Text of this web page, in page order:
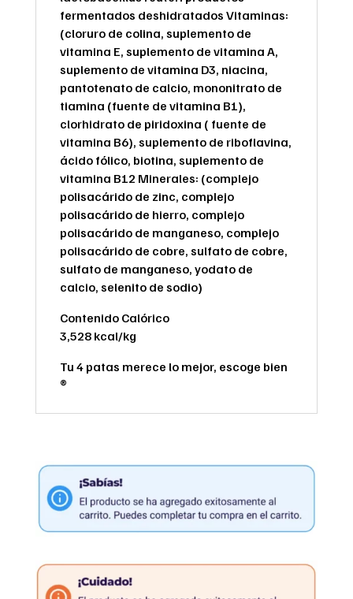
fermentados deshidratados Vitaminas:
(cloruro de colina, suplemento de
vitamina E, suplemento de vitamina A,
suplemento de vitamina D3, niacina,
pantotenato de calcio, mononitrato de
tiamina (fuente de vitamina B1),
clorhidrato de piridoxina ( fuente de
vitamina B6), suplemento de riboflavina,
ácido fólico, biotina, suplemento de
vitamina B12 Minerales: (complejo
polisacárido de zinc, complejo
polisacárido de hierro, complejo
polisacárido de manganeso, complejo
polisacárido de cobre, sulfato de cobre,
sulfato de manganeso, yodato de
calcio, selenito de sodio)
Contenido Calórico
3,528 kcal/kg
Tu 4 patas merece lo mejor, escoge bien
®